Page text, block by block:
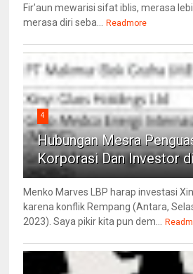
Fir'aun mewarisi sifat iblis, merasa
merasa diri seba... Readmore
4
Hubungan Mesra
Korporasi Dan Investor
Menko Marves LBP harap investasi
karena konflik Rempang (Antara,
2023). Saya pikir kita pun dem...